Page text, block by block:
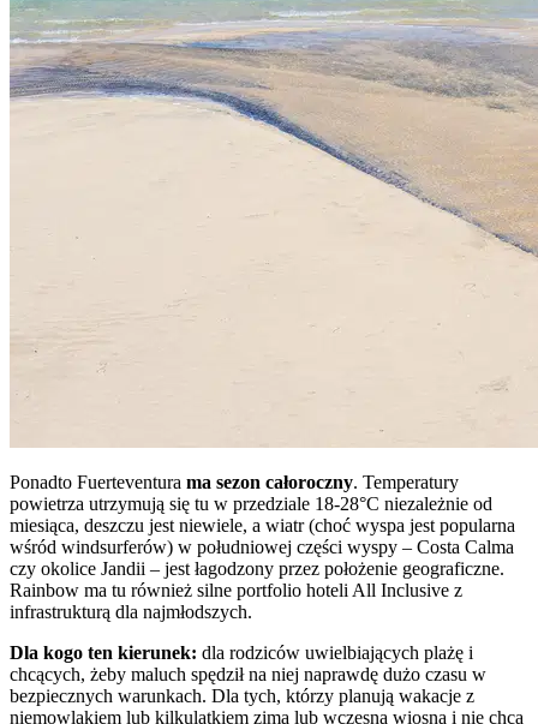
Ponadto Fuerteventura ma sezon całoroczny. Temperatury
powietrza utrzymują się tu w przedziale 18-28°C niezależnie od
miesiąca, deszczu jest niewiele, a wiatr (choć wyspa jest popularna
wśród windsurferów) w południowej części wyspy – Costa Calma
czy okolice Jandii – jest łagodzony przez położenie geograficzne.
Rainbow ma tu również silne portfolio hoteli All Inclusive z
infrastrukturą dla najmłodszych.
Dla kogo ten kierunek: dla rodziców uwielbiających plażę i
chcących, żeby maluch spędził na niej naprawdę dużo czasu w
bezpiecznych warunkach. Dla tych, którzy planują wakacje z
niemowlakiem lub kilkulatkiem zimą lub wczesną wiosną i nie chcą